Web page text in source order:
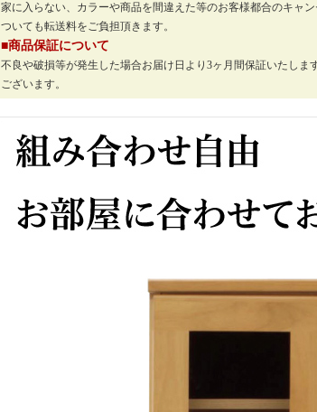
家に入らない、カラーや商品を間違えた等のお客様都合のキャ
ついても転送料をご負担頂きます。
■商品保証について
不良や破損等が発生した場合お届け日より3ヶ月間保証いたし
ございます。